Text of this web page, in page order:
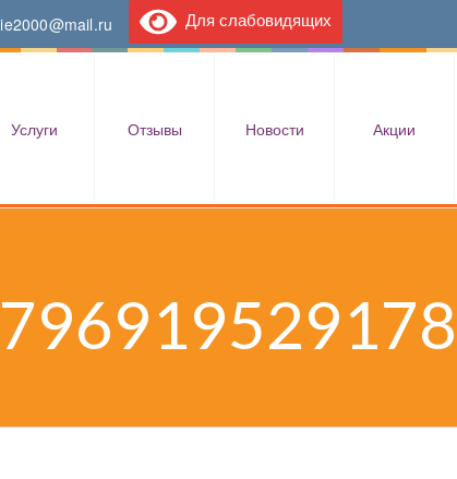
Для слабовидящих
Услуги Отзывы Новости Акции